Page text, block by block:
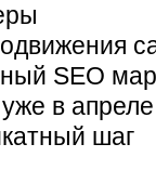
SEO
в апреле
шаг